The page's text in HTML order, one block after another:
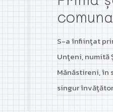
S-a înfiinţat
Unţeni, numită
Mănăstireni, în
singur